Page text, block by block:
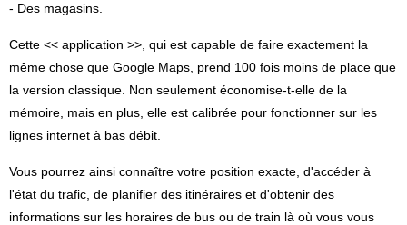
- Des magasins.
Cette << application >>, qui est capable de faire exactement la
même chose que Google Maps, prend 100 fois moins de place que
la version classique. Non seulement économise-t-elle de la
mémoire, mais en plus, elle est calibrée pour fonctionner sur les
lignes internet à bas débit.
Vous pourrez ainsi connaître votre position exacte, d'accéder à
l'état du trafic, de planifier des itinéraires et d'obtenir des
informations sur les horaires de bus ou de train là où vous vous